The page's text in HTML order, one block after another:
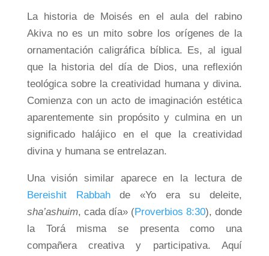
La historia de Moisés en el aula del rabino
Akiva no es un mito sobre los orígenes de la
ornamentación caligráfica bíblica. Es, al igual
que la historia del día de Dios, una reflexión
teológica sobre la creatividad humana y divina.
Comienza con un acto de imaginación estética
aparentemente sin propósito y culmina en un
significado halájico en el que la creatividad
divina y humana se entrelazan.
Una visión similar aparece en la lectura de
Bereishit Rabbahde «Yo era su deleite,
sha’ashuim, cada día» (Proverbios 8:30), donde
la Torá misma se presenta como una
compañera creativa y participativa. Aquí